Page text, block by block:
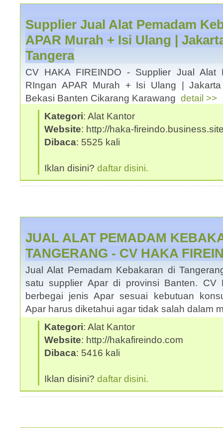
Supplier Jual Alat Pemadam
APAR Murah + Isi Ulang |
Tangera
CV HAKA FIREINDO - Supplier Jual Alat
RIngan APAR Murah + Isi Ulang |
Bekasi Banten Cikarang Karawang detail >>
Kategori: Alat Kantor
Website: http://haka-
Dibaca: 5525 kali
Iklan disini? daftar disini.
JUAL ALAT PEMADAM
TANGERANG - CV HAKA
Jual Alat Pemadam Kebakaran di
satu supplier Apar di provinsi Banten. CV
berbegai jenis Apar sesuai kebutuan
Apar harus diketahui agar tidak salah dalam
Kategori: Alat Kantor
Website: http://hakafireindo.com
Dibaca: 5416 kali
Iklan disini? daftar disini.